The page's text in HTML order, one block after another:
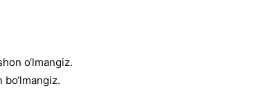
o‘lmangiz.
bo‘lmangiz.